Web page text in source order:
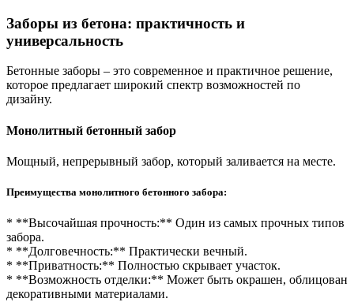
Заборы из бетона: практичность и
универсальность
Бетонные заборы – это современное и практичное решение,
которое предлагает широкий спектр возможностей по
дизайну.
Монолитный бетонный забор
Мощный, непрерывный забор, который заливается на месте.
Преимущества монолитного бетонного забора:
* **Высочайшая прочность:** Один из самых прочных типов
забора.
* **Долговечность:** Практически вечный.
* **Приватность:** Полностью скрывает участок.
* **Возможность отделки:** Может быть окрашен, облицован
декоративными материалами.